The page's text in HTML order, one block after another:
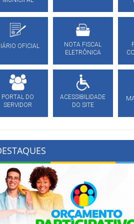
OFICIAL
NOTA FISCAL
ELETRÔNICA
PORTAL DO
SERVIDOR
ACESSIBILIDADE
DO SITE